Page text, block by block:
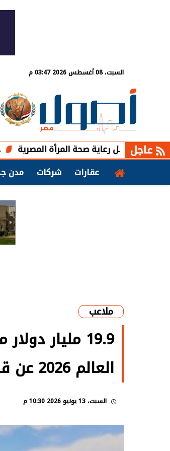
السبت، 08 أغسطس 2026 03:47 م
عاجل جهاز مدينة
رعاية صحة المرأة المصرية
عقارات
شركات مدن
ملاعب
العالم 2026 عن قطر؟
السبت، 13 يونيو 2026 10:30 م